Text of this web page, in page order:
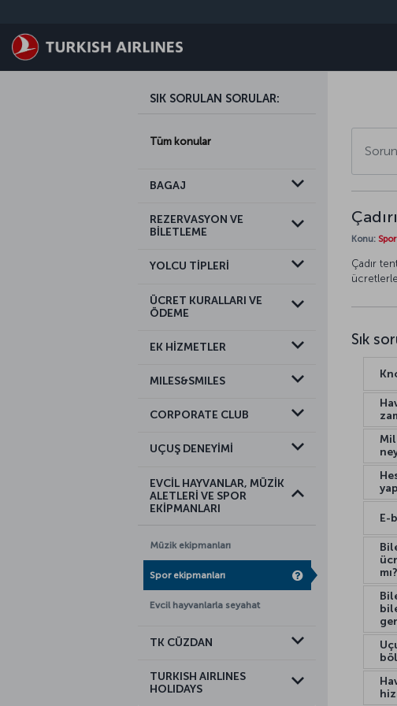
SIK SORULAN SORULAR:
Tüm konular
BAGAJ
REZERVASYON VE
BİLETLEME
YOLCU TİPLERİ
ÜCRET KURALLARI VE
ÖDEME
EK HİZMETLER
MILES&SMILES
CORPORATE CLUB
UÇUŞ DENEYİMİ
EVCİL HAYVANLAR, MÜZİK
ALETLERİ VE SPOR
EKİPMANLARI
Müzik ekipmanları
Spor ekipmanları
Evcil hayvanlarla seyahat
TK CÜZDAN
TURKISH AIRLINES
HOLIDAYS
Konu:
Çadır
Sık
Mil
E-
mı?